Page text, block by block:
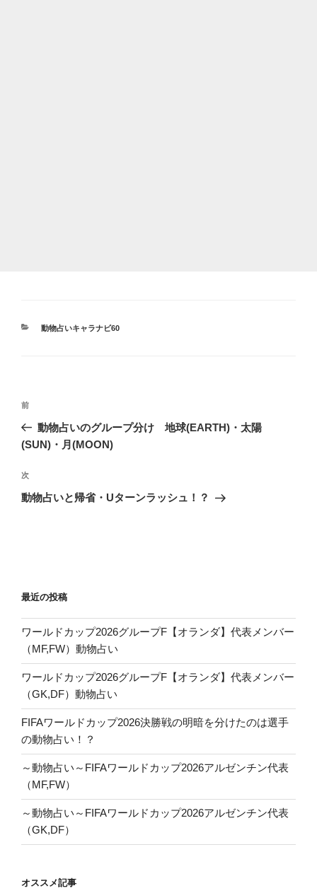
カ
動物占いキャラナビ60
投
ナ
ゲ
ー
前
の
投
前
動物占いのグループ分け 地球(EARTH)・太陽
(SUN)・月(MOON)
次
の
次
動物占いと帰省・Uターンラッシュ！？
最近の投稿
ワールドカップ2026グループF【オランダ】代表メンバー
（MF,FW）動物占い
ワールドカップ2026グループF【オランダ】代表メンバー
（GK,DF）動物占い
FIFAワールドカップ2026決勝戦の明暗を分けたのは選手
の動物占い！？
～動物占い～FIFAワールドカップ2026アルゼンチン代表
（MF,FW）
～動物占い～FIFAワールドカップ2026アルゼンチン代表
（GK,DF）
オススメ記事